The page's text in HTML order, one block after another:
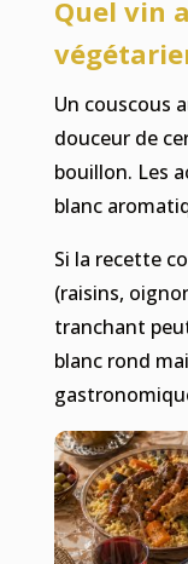
Quel vin
Un couscous
douceur de
bouillon. Les
blanc
Si la recette
(raisins,
tranchant
blanc rond